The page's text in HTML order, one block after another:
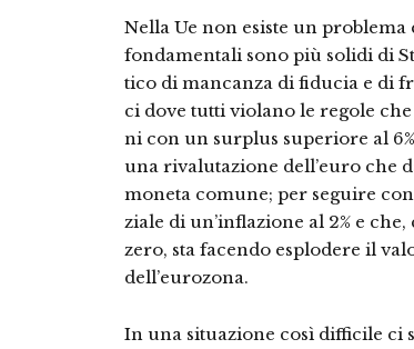
Nella Ue non esiste un
fondamentali sono più solidi di
tico di mancanza di fiducia e di
ci dove tutti violano le regole
ni con un surplus superiore al
una rivalutazione dell’euro che
moneta comune; per seguire
ziale di un’inflazione al 2% e
zero, sta facendo esplodere il
dell’eurozona.
In una situazione così difficile ci